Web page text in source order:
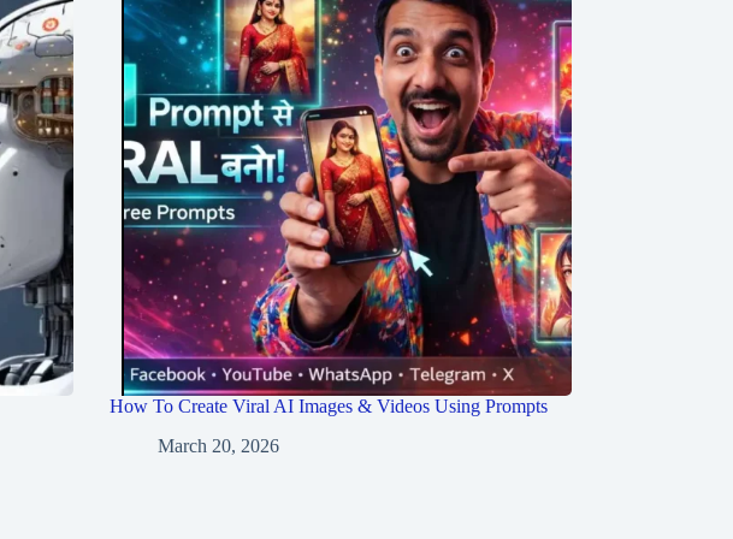
How To Create Viral AI Images & Videos Using Prompts
March 20, 2026